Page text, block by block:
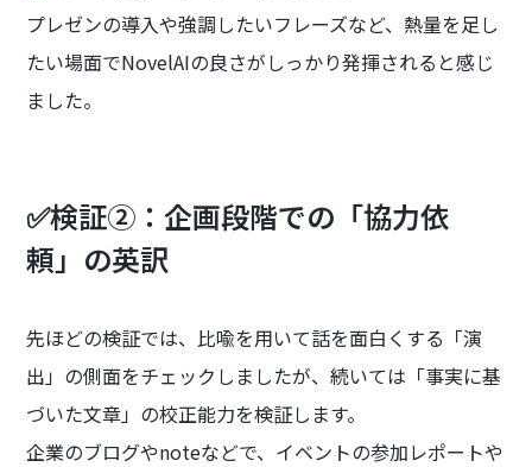
プレゼンの導入や強調したいフレーズなど、熱量を足し
たい場面でNovelAIの良さがしっかり発揮されると感じ
ました。
✅検証②：企画段階での「協力依
頼」の英訳
先ほどの検証では、比喩を用いて話を面白くする「演
出」の側面をチェックしましたが、続いては「事実に基
づいた文章」の校正能力を検証します。
企業のブログやnoteなどで、イベントの参加レポートや